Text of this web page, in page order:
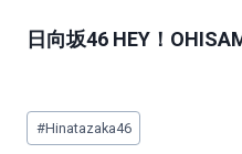
日向坂46 HEY！
Post
Tags:
#Hinatazaka46